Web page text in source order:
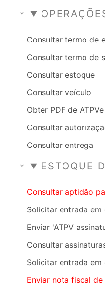
Consultar termo de
Consultar termo de
Consultar estoque
Consultar veículo
Obter PDF de ATPVe
Consultar
Consultar entrega
ESTOQUE
Consultar aptidão
Solicitar entrada em
Enviar 'ATPV
Consultar
Solicitar entrada
Enviar nota fiscal de